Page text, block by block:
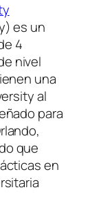
es un
4
nivel
una
al
para
que
en